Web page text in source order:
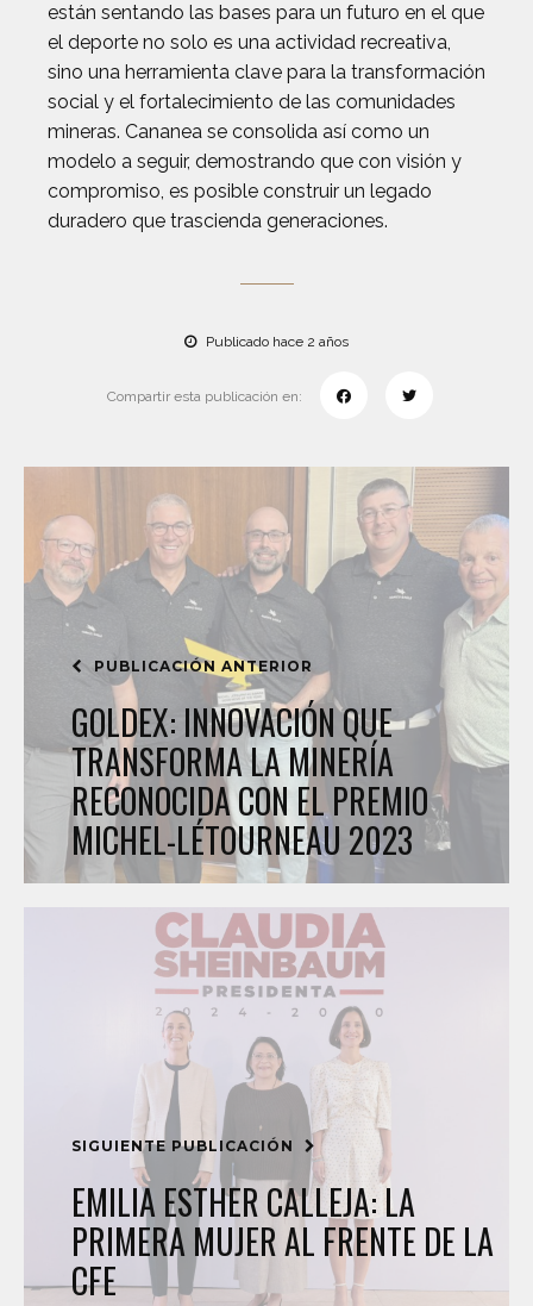
están sentando las bases para un futuro en el que
el deporte no solo es una actividad recreativa,
sino una herramienta clave para la transformación
social y el fortalecimiento de las comunidades
mineras. Cananea se consolida así como un
modelo a seguir, demostrando que con visión y
compromiso, es posible construir un legado
duradero que trascienda generaciones.
Publicado hace 2 años
Compartir esta publicación en:
PUBLICACIÓN ANTERIOR
GOLDEX: INNOVACIÓN QUE
TRANSFORMA LA MINERÍA
RECONOCIDA CON EL PREMIO
MICHEL-LÉTOURNEAU 2023
SIGUIENTE PUBLICACIÓN
EMILIA ESTHER CALLEJA: LA
PRIMERA MUJER AL FRENTE DE LA
CFE